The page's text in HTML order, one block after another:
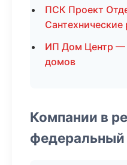
ПСК Проект
Сантехнические
ИП Дом Центр —
домов
Компании в
федеральный